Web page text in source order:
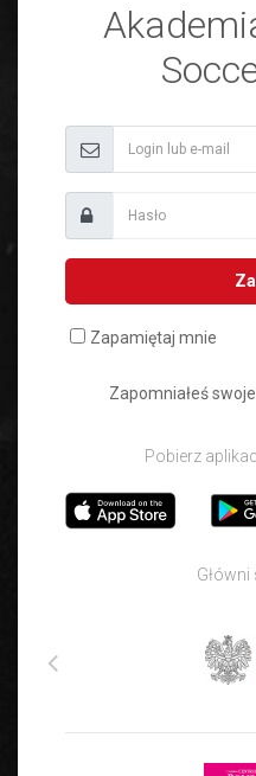
Zapamiętaj mnie
Zapomniałeś swoje
Pobierz